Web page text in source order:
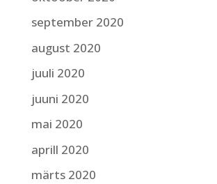
september 2020
august 2020
juuli 2020
juuni 2020
mai 2020
aprill 2020
märts 2020